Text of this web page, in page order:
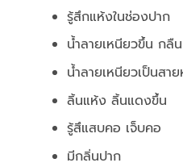
รู้สึกแห้งในช่องปาก
น้ำลายเหนียวขึ้น กลื
น้ำลายเหนียวเป็นสา
ลิ้นแห้ง ลิ้นแดงขึ้น
รู้สึแสบคอ เจ็บคอ
มีกลิ่นปาก